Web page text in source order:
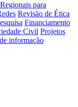
para
Revisão de Ética
Financiamento
Civil Projetos
informação